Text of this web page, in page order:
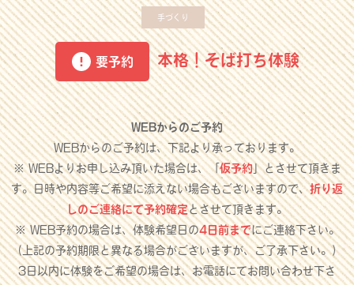
手づくり
要予約 本格！そば打ち体験
WEBからのご予約
WEBからのご予約は、下記より承っております。
※ WEBよりお申し込み頂いた場合は、「仮予約」とさせて頂きま
す。日時や内容等ご希望に添えない場合もございますので、折り返
しのご連絡にて予約確定とさせて頂きます。
※ WEB予約の場合は、体験希望日の4日前までにご連絡下さい。
（上記の予約期限と異なる場合がございますが、ご了承下さい。）
3日以内に体験をご希望の場合は、お電話にてお問い合わせ下さ